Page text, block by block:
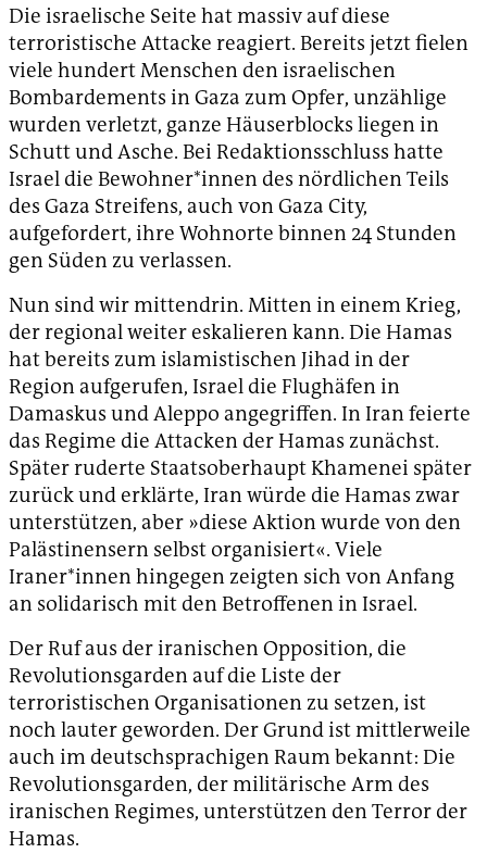
Die israelische Seite hat massiv auf diese
terroristische Attacke reagiert. Bereits jetzt fielen
viele hundert Menschen den israelischen
Bombardements in Gaza zum Opfer, unzählige
wurden verletzt, ganze Häuserblocks liegen in
Schutt und Asche. Bei Redaktionsschluss hatte
Israel die Bewohner*innen des nördlichen Teils
des Gaza Streifens, auch von Gaza City,
aufgefordert, ihre Wohnorte binnen 24 Stunden
gen Süden zu verlassen.
Nun sind wir mittendrin. Mitten in einem Krieg,
der regional weiter eskalieren kann. Die Hamas
hat bereits zum islamistischen Jihad in der
Region aufgerufen, Israel die Flughäfen in
Damaskus und Aleppo angegriffen. In Iran feierte
das Regime die Attacken der Hamas zunächst.
Später ruderte Staatsoberhaupt Khamenei später
zurück und erklärte, Iran würde die Hamas zwar
unterstützen, aber »diese Aktion wurde von den
Palästinensern selbst organisiert«. Viele
Iraner*innen hingegen zeigten sich von Anfang
an solidarisch mit den Betroffenen in Israel.
Der Ruf aus der iranischen Opposition, die
Revolutionsgarden auf die Liste der
terroristischen Organisationen zu setzen, ist
noch lauter geworden. Der Grund ist mittlerweile
auch im deutschsprachigen Raum bekannt: Die
Revolutionsgarden, der militärische Arm des
iranischen Regimes, unterstützen den Terror der
Hamas.